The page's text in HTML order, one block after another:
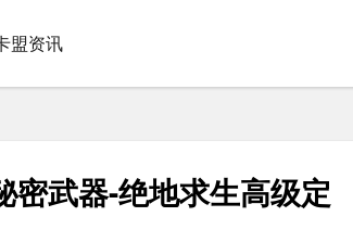
盟资讯
密武器-绝地求生高级定